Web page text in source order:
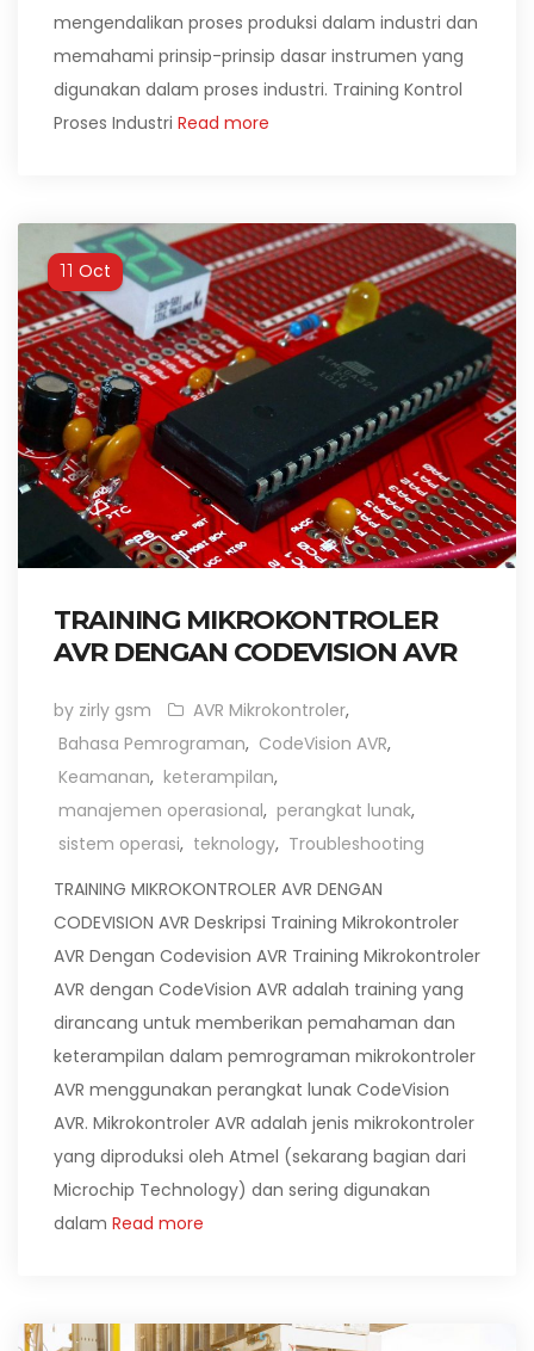
mengendalikan proses produksi dalam industri dan
memahami prinsip-prinsip dasar instrumen yang
digunakan dalam proses industri. Training Kontrol
Proses Industri Read more
11 Oct
TRAINING MIKROKONTROLER
AVR DENGAN CODEVISION AVR
by zirly gsm AVR Mikrokontroler,
Bahasa Pemrograman, CodeVision AVR,
Keamanan, keterampilan,
manajemen operasional, perangkat lunak,
sistem operasi, teknology, Troubleshooting
TRAINING MIKROKONTROLER AVR DENGAN
CODEVISION AVR Deskripsi Training Mikrokontroler
AVR Dengan Codevision AVR Training Mikrokontroler
AVR dengan CodeVision AVR adalah training yang
dirancang untuk memberikan pemahaman dan
keterampilan dalam pemrograman mikrokontroler
AVR menggunakan perangkat lunak CodeVision
AVR. Mikrokontroler AVR adalah jenis mikrokontroler
yang diproduksi oleh Atmel (sekarang bagian dari
Microchip Technology) dan sering digunakan
dalam Read more